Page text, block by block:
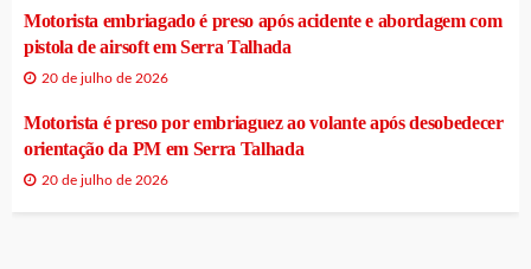
Motorista embriagado é preso após acidente e abordagem com
pistola de airsoft em Serra Talhada
20 de julho de 2026
Motorista é preso por embriaguez ao volante após desobedecer
orientação da PM em Serra Talhada
20 de julho de 2026